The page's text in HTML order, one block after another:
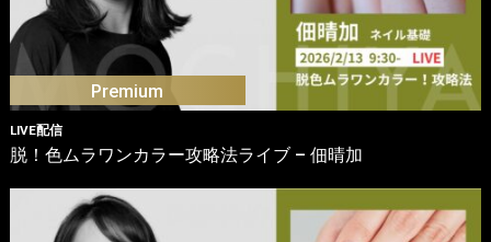
LIVE配信
脱！色ムラワンカラー攻略法ライブ – 佃晴加